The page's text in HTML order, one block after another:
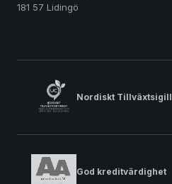
181 57 Lidingö
Nordiskt Tillväxtsigill
God kreditvärdighet